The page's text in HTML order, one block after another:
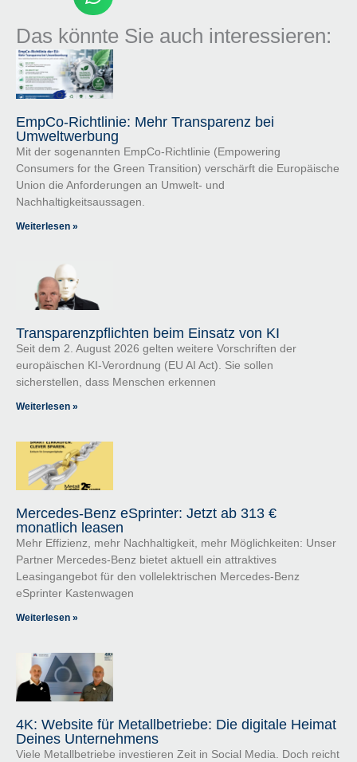
Das könnte Sie auch interessieren:
EmpCo-Richtlinie: Mehr Transparenz bei
Umweltwerbung
Mit der sogenannten EmpCo-Richtlinie (Empowering
Consumers for the Green Transition) verschärft die Europäische
Union die Anforderungen an Umwelt- und
Nachhaltigkeitsaussagen.
Weiterlesen »
Transparenzpflichten beim Einsatz von KI
Seit dem 2. August 2026 gelten weitere Vorschriften der
europäischen KI-Verordnung (EU AI Act). Sie sollen
sicherstellen, dass Menschen erkennen
Weiterlesen »
Mercedes-Benz eSprinter: Jetzt ab 313 €
monatlich leasen
Mehr Effizienz, mehr Nachhaltigkeit, mehr Möglichkeiten: Unser
Partner Mercedes-Benz bietet aktuell ein attraktives
Leasingangebot für den vollelektrischen Mercedes-Benz
eSprinter Kastenwagen
Weiterlesen »
4K: Website für Metallbetriebe: Die digitale Heimat
Deines Unternehmens
Viele Metallbetriebe investieren Zeit in Social Media. Doch reicht